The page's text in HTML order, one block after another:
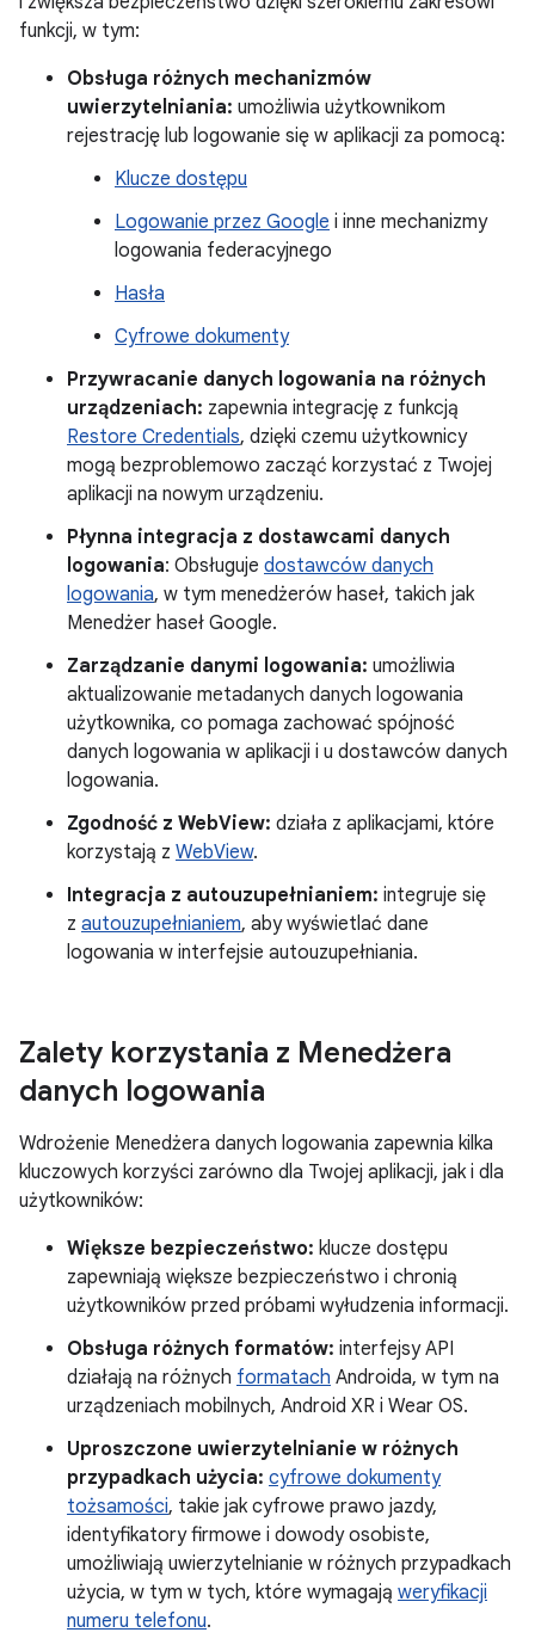
funkcji, w tym:
Obsługa różnych mechanizmów
uwierzytelniania: umożliwia użytkownikom
rejestrację lub logowanie się w aplikacji za pomocą:
Klucze dostępu
Logowanie przez Google i inne mechanizmy
logowania federacyjnego
Hasła
Cyfrowe dokumenty
Przywracanie danych logowania na różnych
urządzeniach: zapewnia integrację z funkcją
Restore Credentials, dzięki czemu użytkownicy
mogą bezproblemowo zacząć korzystać z Twojej
aplikacji na nowym urządzeniu.
Płynna integracja z dostawcami danych
logowania: Obsługuje dostawców danych
logowania, w tym menedżerów haseł, takich jak
Menedżer haseł Google.
Zarządzanie danymi logowania: umożliwia
aktualizowanie metadanych danych logowania
użytkownika, co pomaga zachować spójność
danych logowania w aplikacji i u dostawców danych
logowania.
Zgodność z WebView: działa z aplikacjami, które
korzystają z WebView.
Integracja z autouzupełnianiem: integruje się
z autouzupełnianiem, aby wyświetlać dane
logowania w interfejsie autouzupełniania.
Zalety korzystania z Menedżera
danych logowania
Wdrożenie Menedżera danych logowania zapewnia kilka
kluczowych korzyści zarówno dla Twojej aplikacji, jak i dla
użytkowników:
Większe bezpieczeństwo: klucze dostępu
zapewniają większe bezpieczeństwo i chronią
użytkowników przed próbami wyłudzenia informacji.
Obsługa różnych formatów: interfejsy API
działają na różnych formatach Androida, w tym na
urządzeniach mobilnych, Android XR i Wear OS.
Uproszczone uwierzytelnianie w różnych
przypadkach użycia: cyfrowe dokumenty
tożsamości, takie jak cyfrowe prawo jazdy,
identyfikatory firmowe i dowody osobiste,
umożliwiają uwierzytelnianie w różnych przypadkach
użycia, w tym w tych, które wymagają weryfikacji
numeru telefonu.